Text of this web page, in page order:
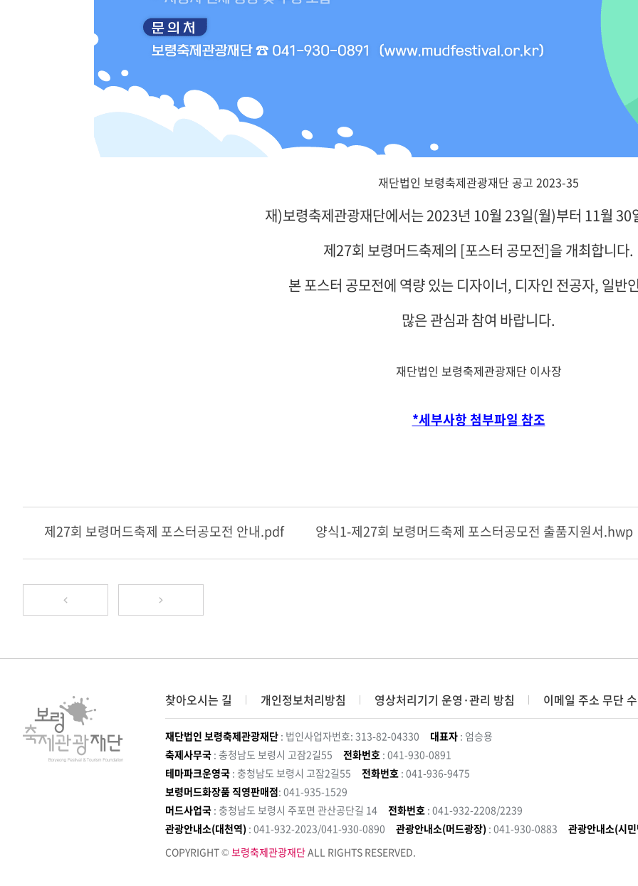
재단법인 보령축제관광재단 공고 2023-35
재)보령축제관광재단에서는 2023년 10월 23일(월)부터 11월 30
제27회 보령머드축제의 [포스터 공모전]을 개최합니다.
본 포스터 공모전에 역량 있는 디자이너, 디자인 전공자, 일반
많은 관심과 참여 바랍니다.
재단법인 보령축제관광재단 이사장
*세부사항 첨부파일 참조
제27회 보령머드축제 포스터공모전 안내.pdf 양식1-제27회 보령머드축제 포스터공모전 출품지원서.hwp
찾아오시는 길 개인정보처리방침 영상처리기기 운영·관리 방침 이메일 주소 무단
재단법인 보령축제관광재단 : 법인사업자번호: 313-82-04330 대표자 : 엄승용
축제사무국 : 충청남도 보령시 고잠2길55 전화번호 : 041-930-0891
테마파크운영국 : 충청남도 보령시 고잠2길55 전화번호 : 041-936-9475
보령머드화장품 직영판매점: 041-935-1529
머드사업국 : 충청남도 보령시 주포면 관산공단길 14 전화번호 : 041-932-2208/2239
관광안내소(대천역) : 041-932-2023/041-930-0890 관광안내소(머드광장) : 041-930-0883
관광안내소(시
COPYRIGHT © 보령축제관광재단ALL RIGHTS RESERVED.